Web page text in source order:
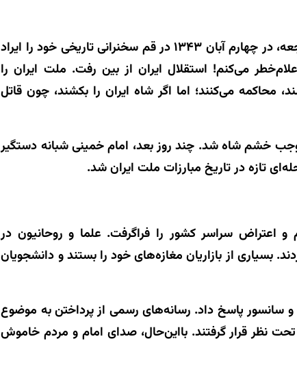
در چنین فضایی، امام خمینی (ره) با درک عمق فاجعه، در چهارم آبان ۱۳۴۳ در قم سخنرانی تاریخی خود را ایراد
می‌کنم! استقلال ایران از بین رفت. ملت ایران را
محاکمه می‌کنند؛ اما اگر شاه ایران را بکشند، چون قاتل
خشم شاه شد. چند روز بعد، امام خمینی شبانه دستگیر
تازه در تاریخ مبارزات ملت ایران شد.
اعتراض سراسر کشور را فراگرفت. علما و روحانیون در
بسیاری از بازاریان مغازه‌های خود را بستند و دانشجویان
سانسور پاسخ داد. رسانه‌های رسمی از پرداختن به موضوع
نظر قرار گرفتند. بااین‌حال، صدای امام و مردم خاموش